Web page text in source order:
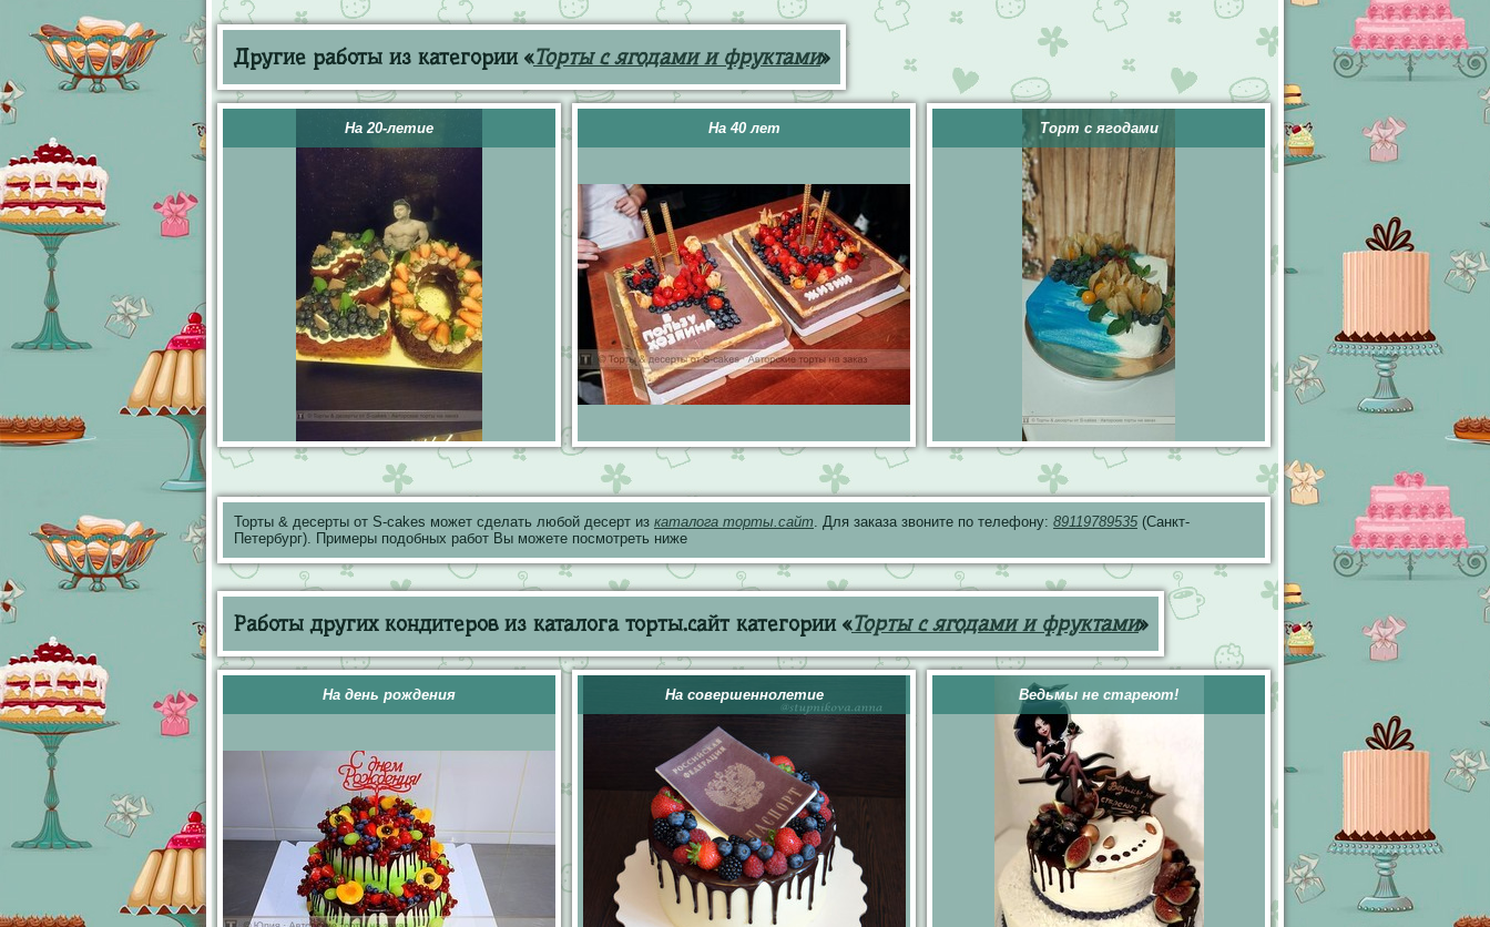
Другие работы из категории «Торты с ягодами и фруктами»
На 20-летие На 40 лет Торт с ягодами
Торты & десерты от S-cakes может сделать любой десерт из каталога торты.сайт. Для заказа звоните по телефону: 89119789535 (Санкт-
Петербург). Примеры подобных работ Вы можете посмотреть ниже
Работы других кондитеров из каталога торты.сайт категории «Торты с ягодами и фруктами»
На день рождения На совершеннолетие Ведьмы не стареют!